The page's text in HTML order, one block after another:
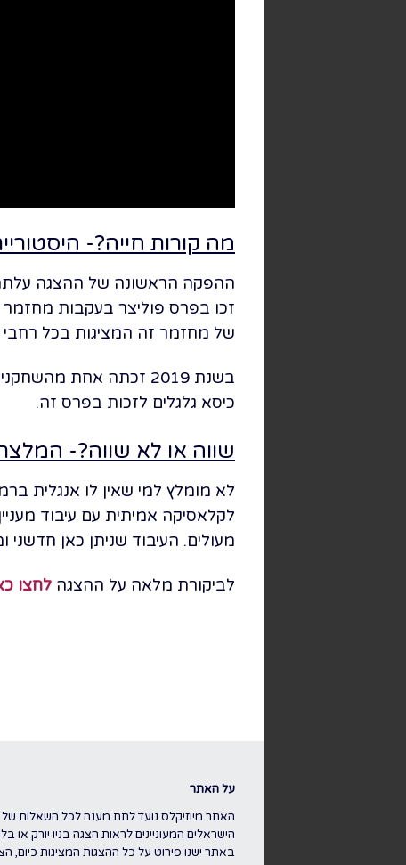
מה קורות חייה?-
זכו בפרס פוליצר בעקבות מחזמר
של מחזמר זה המציגות בכל רחבי
בשנת 2019 זכתה אחת מהשחקניות בהצגה בפרס הטוני לשחקנית המשנה הטובה ביותר וסומנה כשחקנית
כיסא גלגלים לזכות בפרס זה.
שווה או לא שווה?-
לא מומלץ למי שאין לו אנגלית
לקלאסיקה אמיתית עם עיבוד
מעולים. העיבוד שניתן כאן
לביקורת מלאה על ההצגה לחצו
על האתר
האתר מיוזיקלס נועד לתת מענה לכל השאלות של
הישראלים המעוניינים לראות הצגה בניו יורק או
באתר ישנו פירוט על כל ההצגות המציגות כיום,